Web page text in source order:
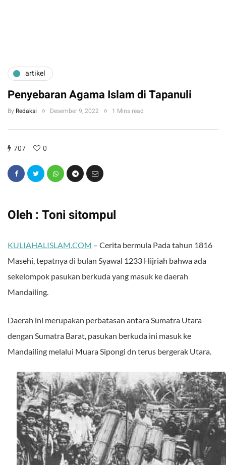
artikel
Penyebaran Agama Islam di Tapanuli
By Redaksi Desember 9, 2022 1 Mins read
707 0
Oleh : Toni sitompul
KULIAHALISLAM.COM – Cerita bermula Pada tahun 1816
Masehi, tepatnya di bulan Syawal 1233 Hijriah bahwa ada
sekelompok pasukan berkuda yang masuk ke daerah
Mandailing.
Daerah ini merupakan perbatasan antara Sumatra Utara
dengan Sumatra Barat, pasukan berkuda ini masuk ke
Mandailing melalui Muara Sipongi dn terus bergerak Utara.